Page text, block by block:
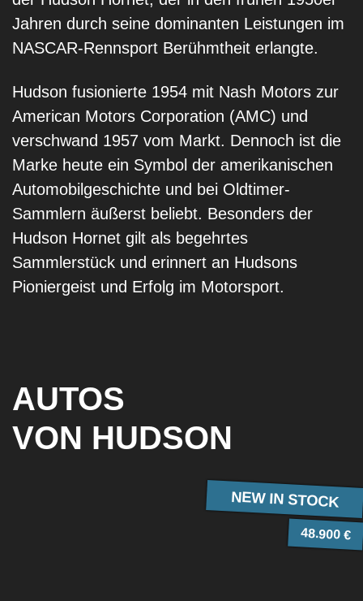
Jahren durch seine dominanten Leistungen im
NASCAR-Rennsport Berühmtheit erlangte.
Hudson fusionierte 1954 mit Nash Motors zur
American Motors Corporation (AMC) und
verschwand 1957 vom Markt. Dennoch ist die
Marke heute ein Symbol der amerikanischen
Automobilgeschichte und bei Oldtimer-
Sammlern äußerst beliebt. Besonders der
Hudson Hornet gilt als begehrtes
Sammlerstück und erinnert an Hudsons
Pioniergeist und Erfolg im Motorsport.
AUTOS
VON HUDSON
NEW IN STOCK
48.900 €